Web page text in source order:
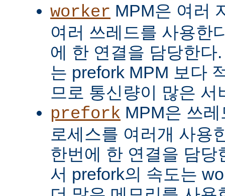
worker MPM은 여러
여러 쓰레드를 사용한
에 한 연결을 담당한다
는 prefork MPM 보다
므로 통신량이 많은 서
prefork MPM은 쓰
로세스를 여러개 사용
한번에 한 연결을 담당
서 prefork의 속도는